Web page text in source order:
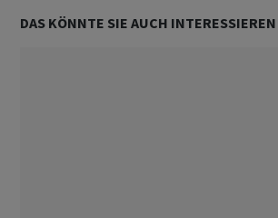
DAS KÖNNTE SIE AUCH INTERESSIEREN